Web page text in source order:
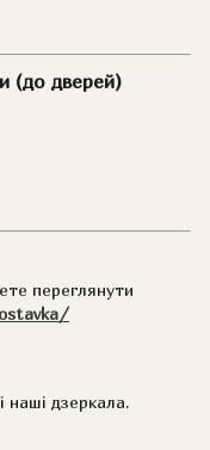
(до дверей)
переглянути
наші дзеркала.